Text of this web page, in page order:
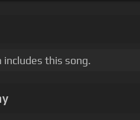
includes this song.